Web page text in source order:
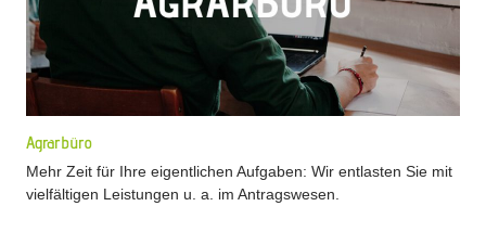
Agrarbüro
Mehr Zeit für Ihre eigentlichen Aufgaben: Wir entlasten Sie mit
vielfältigen Leistungen u. a. im Antragswesen.